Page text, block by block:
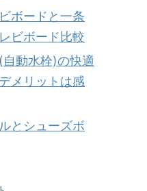
ボードと一条
ビボード比較
動水栓)の快適
メリットは感
とシューズボ